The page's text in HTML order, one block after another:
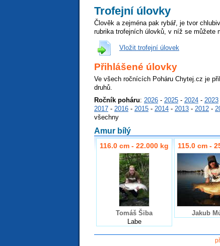
Trofejní úlovky
Člověk a zejména pak rybář, je tvor
rubrika trofejních úlovků, v níž se můžete
Vložit trofejní úlovek
Přihlášené úlovky
Ve všech ročnících Poháru Chytej.cz je
druhů.
Ročník poháru: 2026 - 2025 - 2024 - 2023
2017 - 2016 - 2015 - 2014 - 2013 - 2012 -
všechny
Amur bílý
116.0 cm - 22.000 kg
Tomáš Šiba
Labe
115.0 cm -
Jakub